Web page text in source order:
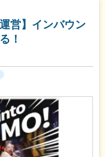
営】インバウン
！